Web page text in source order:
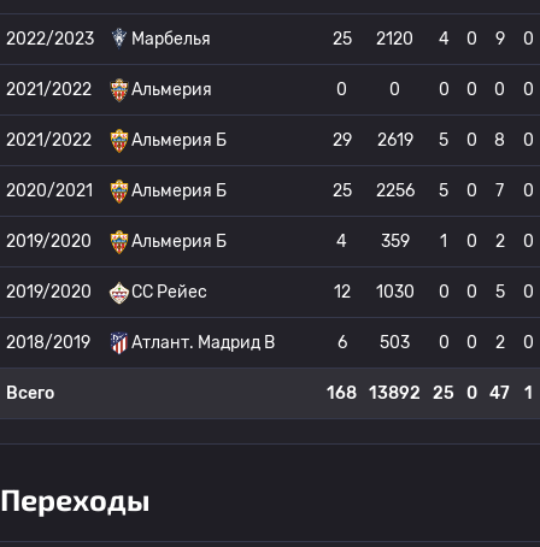
2022/2023 Марбелья 25 2120 4 0 9 0
2021/2022 Альмерия 0 0 0 0 0 0
2021/2022 Альмерия Б 29 2619 5 0 8 0
2020/2021 Альмерия Б 25 2256 5 0 7 0
2019/2020 Альмерия Б 4 359 1 0 2 0
2019/2020 СС Рейес 12 1030 0 0 5 0
2018/2019 Атлант. Мадрид B 6 503 0 0 2 0
Всего 168 13892 25 0 47 1
Переходы